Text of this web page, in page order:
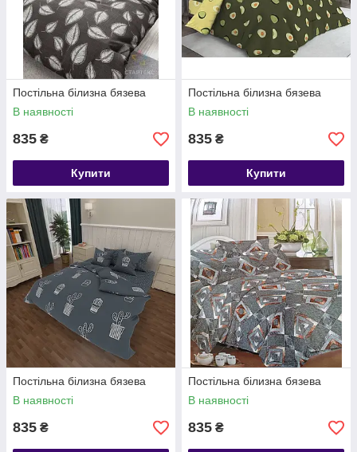
Постільна білизна бязева
В наявності
835 ₴
Купити
Постільна білизна бязева
В наявності
835 ₴
Купити
Постільна білизна бязева
В наявності
835 ₴
Постільна білизна бязева
В наявності
835 ₴